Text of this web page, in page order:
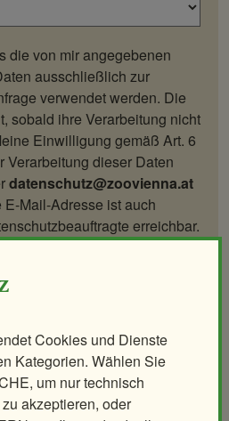
die von mir angegebenen
ausschließlich zur
verwendet werden. Die
sobald ihre Verarbeitung nicht
Einwilligung gemäß Art. 6
Verarbeitung dieser Daten
datenschutz@zoovienna.at
Mail-Adresse ist auch
erreichbar.
Einstellungen zu
wird dieser Inhalt eines
Sie können Ihre
Cookies und Dienste
Kategorien. Wählen Sie
um nur technisch
akzeptieren, oder